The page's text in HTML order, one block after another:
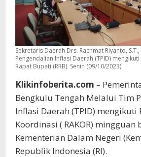
Sekretaris Daerah Drs. Rachmat Riyanto,
Pengendalian Inflasi Daerah (TPID)
Rapat Bupati (RRB). Senin (09/10/2023)
Klikinfoberita.com –
Bengkulu Tengah Melalui Tim
Inflasi Daerah (TPID) mengikuti
Koordinasi ( RAKOR) mingguan
Kementerian Dalam Negeri
Republik Indonesia (RI).